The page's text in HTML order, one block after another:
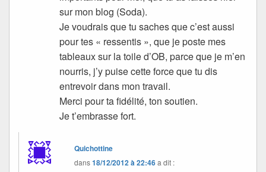
sur mon blog (Soda).
Je voudrais que tu saches que c’est aussi
pour tes « ressentis », que je poste mes
tableaux sur la toile d’OB, parce que je m’en
nourris, j’y puise cette force que tu dis
entrevoir dans mon travail.
Merci pour ta fidélité, ton soutien.
Je t’embrasse fort.
Quichottine
dans18/12/2012 à 22:46a dit :